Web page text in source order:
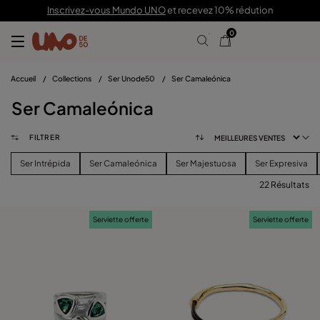
Inscrivez-vous Mundo UNOet recevez 10% rédution
0
Accueil / Collections / Ser Unode50 / Ser Camaleónica
Ser Camaleónica
FILTRER
Ser Intrépida Ser Camaleónica Ser Majestuosa Ser Expresiva
Effacer Les Filtres
22 Résultats
Serviette offerte Serviette offerte